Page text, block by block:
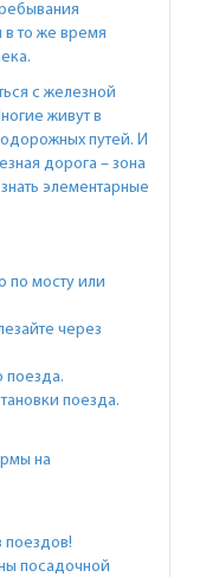
в то же время
с железной
живут в
путей. И
дорога – зона
элементарные
по мосту или
через
поезда.
поезда.
на
посадочной